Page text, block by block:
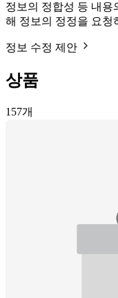
정보의 정합성 등 내용
해 정보의 정정을 요청
정보 수정 제안
상품
157개